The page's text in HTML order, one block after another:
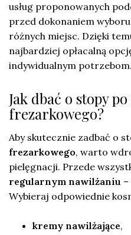
usług proponowanych
przed dokonaniem
różnych miejsc. Dzięki
najbardziej opłacalną
indywidualnym potrzebom.
Jak dbać o stopy
frezarkowego?
Aby skutecznie zadbać o
frezarkowego, warto
pielęgnacji. Przede
regularnym nawilżaniu
Wybieraj odpowiednie
kremy nawilżające,